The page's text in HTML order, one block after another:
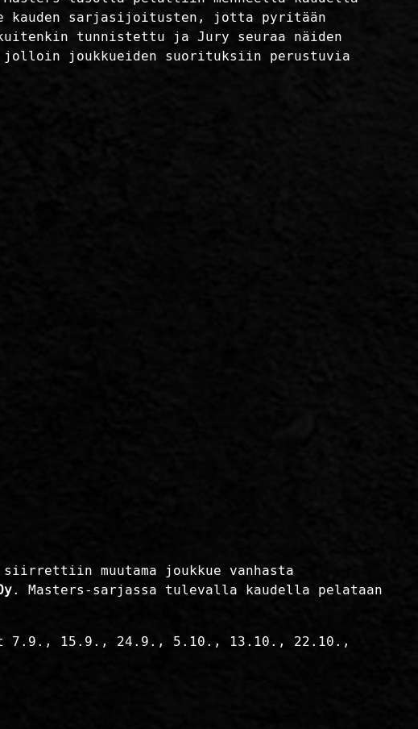
kauden sarjasijoitusten, jotta pyritään
tunnistettu ja Jury seuraa näiden
jolloin joukkueiden suorituksiin perustuvia
muutama joukkue vanhasta
. Masters-sarjassa tulevalla kaudella pelataan
7.9., 15.9., 24.9., 5.10., 13.10., 22.10.,